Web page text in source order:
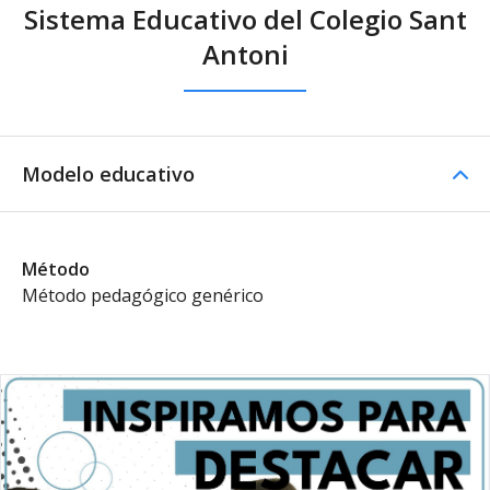
Sistema Educativo del Colegio Sant
Antoni
Modelo educativo
Método
Método pedagógico genérico